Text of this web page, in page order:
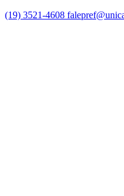
(19) 3521-4608